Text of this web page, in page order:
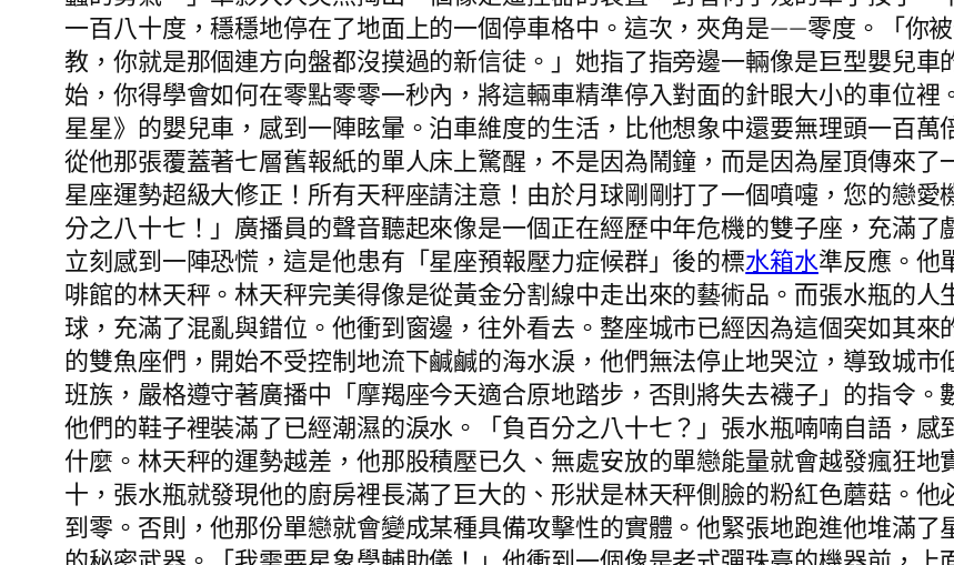
一百八十度，穩穩地停在了地面上的一個停車格中。這次，夾角是——零度。「你
教，你就是那個連方向盤都沒摸過的新信徒。」她指了指旁邊一輛像是巨型嬰兒
始，你得學會如何在零點零零一秒內，將這輛車精準停入對面的針眼大小的車位
星星》的嬰兒車，感到一陣眩暈。泊車維度的生活，比他想象中還要無理頭一百
從他那張覆蓋著七層舊報紙的單人床上驚醒，不是因為鬧鐘，而是因為屋頂傳來
星座運勢超級大修正！所有天秤座請注意！由於月球剛剛打了一個噴嚏，您的戀
分之八十七！」廣播員的聲音聽起來像是一個正在經歷中年危機的雙子座，充滿了
立刻感到一陣恐慌，這是他患有「星座預報壓力症候群」後的標水箱水準反應。他
啡館的林天秤。林天秤完美得像是從黃金分割線中走出來的藝術品。而張水瓶的
球，充滿了混亂與錯位。他衝到窗邊，往外看去。整座城市已經因為這個突如其
的雙魚座們，開始不受控制地流下鹹鹹的海水淚，他們無法停止地哭泣，導致城
班族，嚴格遵守著廣播中「摩羯座今天適合原地踏步，否則將失去襪子」的指令。
他們的鞋子裡裝滿了已經潮濕的淚水。「負百分之八十七？」張水瓶喃喃自語，感
什麼。林天秤的運勢越差，他那股積壓已久、無處安放的單戀能量就會越發瘋狂
十，張水瓶就發現他的廚房裡長滿了巨大的、形狀是林天秤側臉的粉紅色蘑菇。
到零。否則，他那份單戀就會變成某種具備攻擊性的實體。他緊張地跑進他堆滿